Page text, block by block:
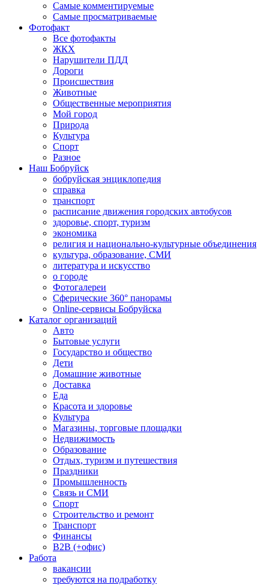
Самые комментируемые
Самые просматриваемые
Фотофакт
Все фотофакты
ЖКХ
Нарушители ПДД
Дороги
Происшествия
Животные
Общественные мероприятия
Мой город
Природа
Культура
Спорт
Разное
Наш Бобруйск
бобруйская энциклопедия
справка
транспорт
расписание движения городских автобусов
здоровье, спорт, туризм
экономика
религия и национально-культурные объединения
культура, образование, СМИ
литература и искусство
о городе
Фотогалереи
Сферические 360° панорамы
Online-сервисы Бобруйска
Каталог организаций
Авто
Бытовые услуги
Государство и общество
Дети
Домашние животные
Доставка
Еда
Красота и здоровье
Культура
Магазины, торговые площадки
Недвижимость
Образование
Отдых, туризм и путешествия
Праздники
Промышленность
Связь и СМИ
Спорт
Строительство и ремонт
Транспорт
Финансы
B2B (+офис)
Работа
вакансии
требуются на подработку